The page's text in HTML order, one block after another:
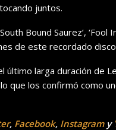
juntos.
Bound Saurez’, ‘Fool
de este recordado
último larga duración de
que los confirmó como
, Facebook, Instagramy